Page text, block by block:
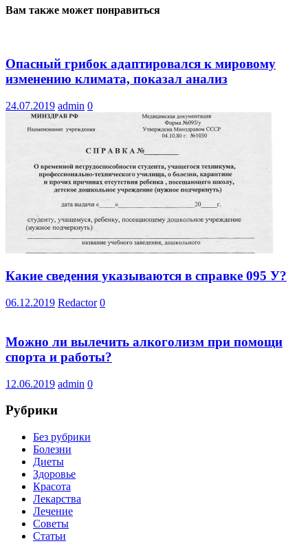
Вам также может понравиться
Опасный грибок адаптировался к мировому
изменению климата, показал анализ
24.07.2019 admin 0
Какие сведения указываются в справке 095 У?
06.12.2019 Redactor 0
Можно ли вылечить алкоголизм при помощи
спорта и работы?
12.06.2019 admin 0
Рубрики
Без рубрики
Болезни
Диеты
Здоровье
Красота
Лекарства
Лечение
Советы
Статьи